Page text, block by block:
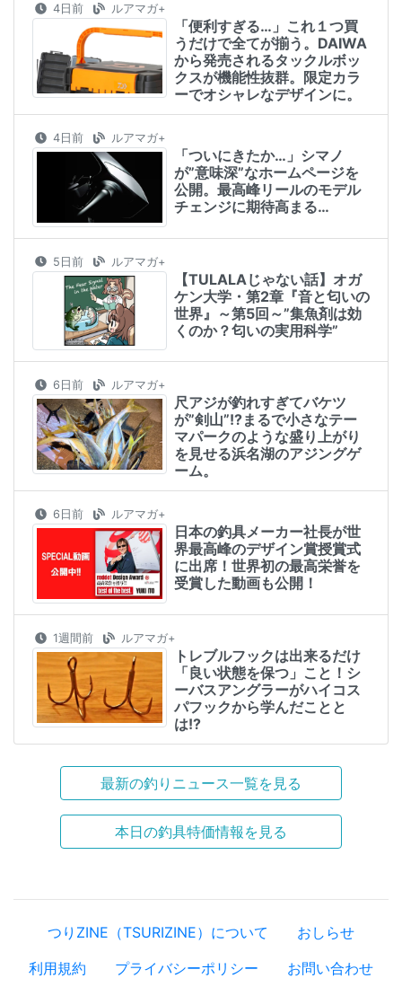
4日前 ルアマガ+
「便利すぎる…」これ１つ買
うだけで全てが揃う。DAIWA
から発売されるタックルボッ
クスが機能性抜群。限定カラ
ーでオシャレなデザインに。
4日前 ルアマガ+
「ついにきたか…」シマノ
が”意味深”なホームページを
公開。最高峰リールのモデル
チェンジに期待高まる…
5日前 ルアマガ+
【TULALAじゃない話】オガ
ケン大学・第2章『音と匂いの
世界』～第5回～”集魚剤は効
くのか？匂いの実用科学”
6日前 ルアマガ+
尺アジが釣れすぎてバケツ
が”剣山”!?まるで小さなテー
マパークのような盛り上がり
を見せる浜名湖のアジングゲ
ーム。
6日前 ルアマガ+
日本の釣具メーカー社長が世
界最高峰のデザイン賞授賞式
に出席！世界初の最高栄誉を
受賞した動画も公開！
1週間前 ルアマガ+
トレブルフックは出来るだけ
「良い状態を保つ」こと！シ
ーバスアングラーがハイコス
パフックから学んだことと
は!?
最新の釣りニュース一覧を見る
本日の釣具特価情報を見る
つりZINE（TSURIZINE）について
おしらせ
利用規約
プライバシーポリシー お問い合わせ